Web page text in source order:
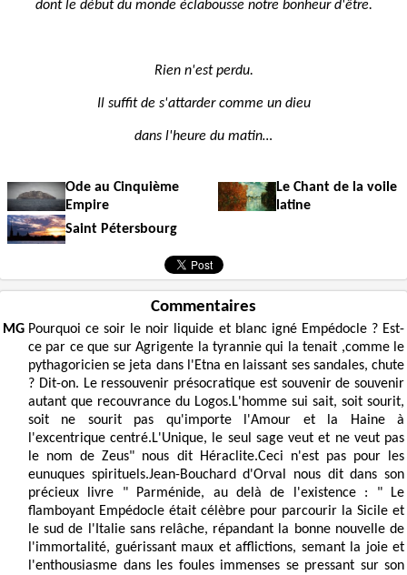
dont le début du monde éclabousse notre bonheur d'être.
Rien n'est perdu.
Il suffit de s'attarder comme un dieu
dans l'heure du matin…
Ode au Cinquième
Empire
Le Chant de la voile
latine
Saint Pétersbourg
Commentaires
MG Pourquoi ce soir le noir liquide et blanc igné Empédocle ? Est-
ce par ce que sur Agrigente la tyrannie qui la tenait ,comme le
pythagoricien se jeta dans l'Etna en laissant ses sandales, chute
? Dit-on. Le ressouvenir présocratique est souvenir de souvenir
autant que recouvrance du Logos.L'homme sui sait, soit sourit,
soit ne sourit pas qu'importe l'Amour et la Haine à
l'excentrique centré.L'Unique, le seul sage veut et ne veut pas
le nom de Zeus" nous dit Héraclite.Ceci n'est pas pour les
eunuques spirituels.Jean-Bouchard d'Orval nous dit dans son
précieux livre " Parménide, au delà de l'existence : " Le
flamboyant Empédocle était célèbre pour parcourir la Sicile et
le sud de l'Italie sans relâche, répandant la bonne nouvelle de
l'immortalité, guérissant maux et afflictions, semant la joie et
l'enthousiasme dans les foules immenses se pressant sur son